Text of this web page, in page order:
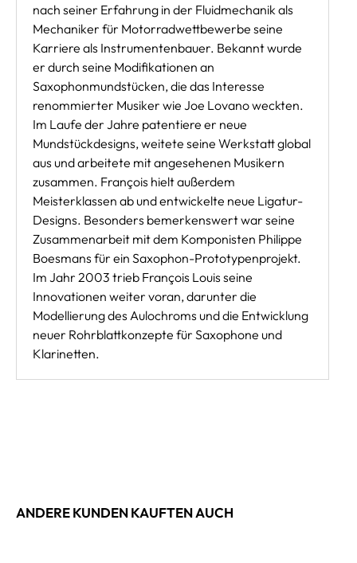
nach seiner Erfahrung in der Fluidmechanik als
Mechaniker für Motorradwettbewerbe seine
Karriere als Instrumentenbauer. Bekannt wurde
er durch seine Modifikationen an
Saxophonmundstücken, die das Interesse
renommierter Musiker wie Joe Lovano weckten.
Im Laufe der Jahre patentiere er neue
Mundstückdesigns, weitete seine Werkstatt global
aus und arbeitete mit angesehenen Musikern
zusammen. François hielt außerdem
Meisterklassen ab und entwickelte neue Ligatur-
Designs. Besonders bemerkenswert war seine
Zusammenarbeit mit dem Komponisten Philippe
Boesmans für ein Saxophon-Prototypenprojekt.
Im Jahr 2003 trieb François Louis seine
Innovationen weiter voran, darunter die
Modellierung des Aulochroms und die Entwicklung
neuer Rohrblattkonzepte für Saxophone und
Klarinetten.
ANDERE KUNDEN KAUFTEN AUCH